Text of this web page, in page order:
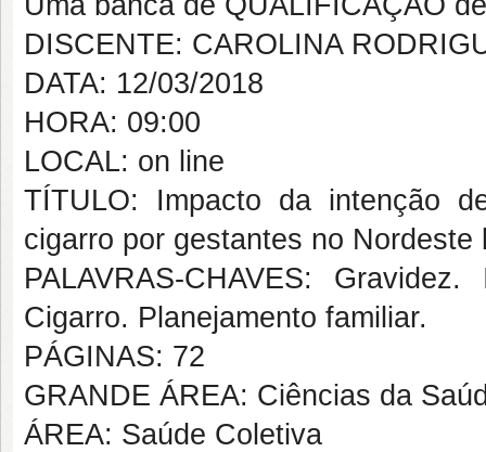
DISCENTE: CAROLINA
DATA: 12/03/2018
HORA: 09:00
LOCAL: on line
TÍTULO: Impacto da intenção
cigarro por gestantes no Nordeste
PALAVRAS-CHAVES:
Cigarro. Planejamento familiar.
PÁGINAS: 72
GRANDE ÁREA: Ciências da
ÁREA: Saúde Coletiva